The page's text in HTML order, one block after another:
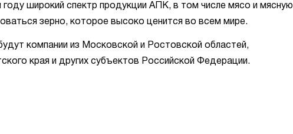
широкий спектр продукции АПК, в том числе мясо и мясную
зерно, которое высоко ценится во всем мире.
компании из Московской и Ростовской областей,
края и других субъектов Российской Федерации.